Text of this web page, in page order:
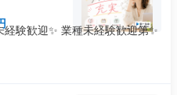
験歓迎✨ 業種未経験歓迎第✨